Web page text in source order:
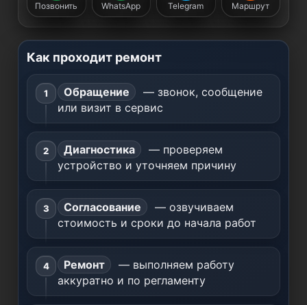
Позвонить WhatsApp Telegram Маршрут
Как проходит ремонт
Обращение
— звонок, сообщение
или визит в сервис
Диагностика
— проверяем
устройство и уточняем причину
Согласование
— озвучиваем
стоимость и сроки до начала работ
Ремонт
— выполняем работу
аккуратно и по регламенту